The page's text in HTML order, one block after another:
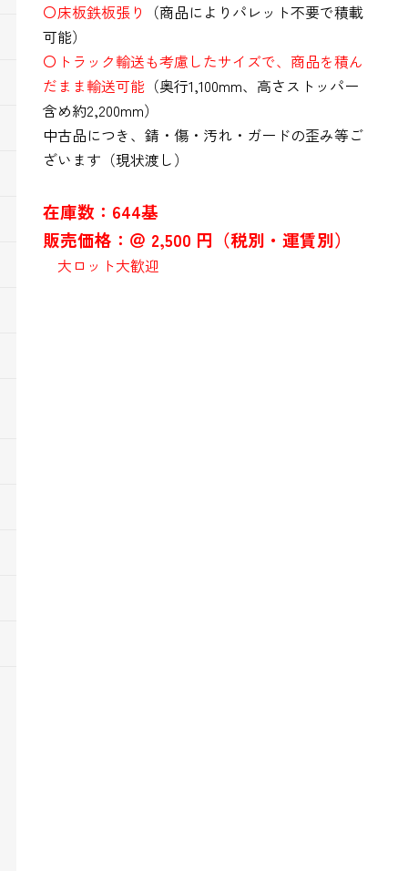
〇床板鉄板張り
（商品によりパレット不要で積載
可能）
〇トラック輸送も考慮したサイズで、商品を積ん
だまま輸送可能（奥行1,100mm、高さストッパー
含め約2,200mm）
中古品につき、錆・傷・汚れ・ガードの歪み等ご
ざいます（現状渡し）
在庫数：644基
販売価格：＠ 2,500 円（税別・運賃別）
大ロット大歓迎